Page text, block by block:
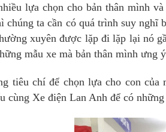
lựa chọn cho bản thân mình
chúng ta cần có quá trình suy nghĩ
xuyên được lặp đi lặp lại nó
mẫu xe mà bản thân mình ưng
tiêu chí để chọn lựa cho con
cùng Xe điện Lan Anh để có